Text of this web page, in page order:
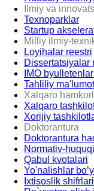
Ilmiy va
Texnoparklar
Startup
Milliy ilmiy-
Loyihalar reestri
Dissertatsiyalar
IMO
Tahliliy
Xalqaro
Xalqaro
Xorijiy
Doktorantura
Doktorantura
Normativ-
Qabul kvotalari
Yo'nalishlar
Ixtisoslik shifrlari